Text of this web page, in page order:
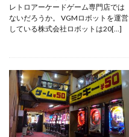
レトロアーケードゲーム専門店では
ないだろうか。 VGMロボットを運営
している株式会社ロボットは20[…]